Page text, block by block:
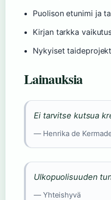
Puolison etunimi ja
Kirjan tarkka
Nykyiset
Lainauksia
Ei tarvitse kutsua
— Henrika de
Ulkopuolisuuden
— Yhteishyvä